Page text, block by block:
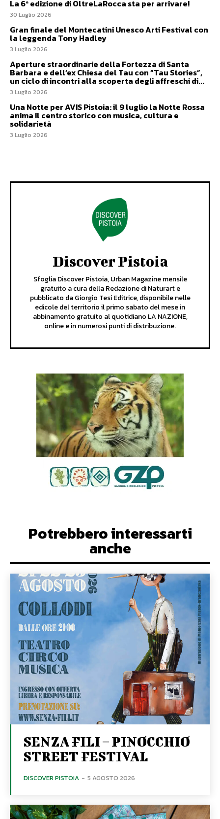
La 6ª edizione di OltreLaRocca sta per arrivare!
30 Luglio 2026
Gran finale del Montecatini Unesco Arti Festival con
la leggenda Tony Hadley
3 Luglio 2026
Aperture straordinarie della Fortezza di Santa
Barbara e dell’ex Chiesa del Tau con “Tau Stories”,
un ciclo di incontri alla scoperta degli affreschi di...
3 Luglio 2026
Una Notte per AVIS Pistoia: il 9 luglio la Notte Rossa
anima il centro storico con musica, cultura e
solidarietà
3 Luglio 2026
Discover Pistoia
Sfoglia Discover Pistoia, Urban Magazine mensile
gratuito a cura della Redazione di Naturart e
pubblicato da Giorgio Tesi Editrice, disponibile nelle
edicole del territorio il primo sabato del mese in
abbinamento gratuito al quotidiano LA NAZIONE,
online e in numerosi punti di distribuzione.
Potrebbero interessarti
anche
SENZA FILI – PINOCCHIO
STREET FESTIVAL
DISCOVER PISTOIA - 5 AGOSTO 2026